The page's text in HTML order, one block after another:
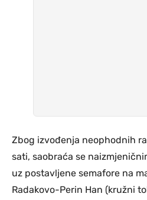
Zbog izvođenja neophodnih
sati, saobraća se
uz postavljene semafore na
Radakovo-Perin Han (kružni